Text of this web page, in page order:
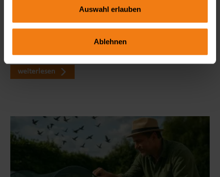
Auswahl erlauben
Ablehnen
Seitenmarkise richtig wählen: FAQ zu Sicht- & Windschutz
Wie blickdicht ist eine Seitenmarkise wirklich? Welche Höhe
unserem großen FAQ erfährst du alles, was du vor dem Kauf
weiterlesen